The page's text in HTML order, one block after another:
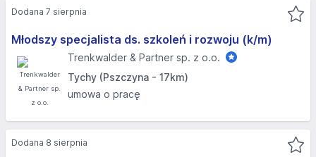
Młodszy specjalista ds. szkoleń i rozwoju (k/m)
Trenkwalder & Partner sp. z o.o.
Tychy (Pszczyna - 17km)
umowa o pracę
Dodana 7 sierpnia
Dodana 8 sierpnia